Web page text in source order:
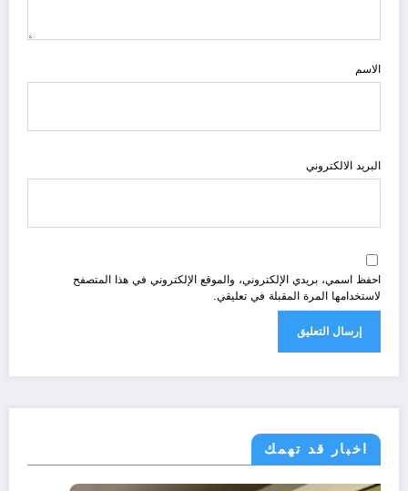
الاسم
البريد الالكتروني
احفظ اسمي، بريدي الإلكتروني، والموقع الإلكتروني في هذا المتصفح
لاستخدامها المرة المقبلة في تعليقي.
اخبار قد تهمك